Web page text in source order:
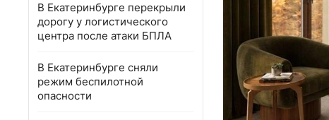
В Екатеринбурге перекрыли
дорогу у логистического
центра после атаки БПЛА
В Екатеринбурге сняли
режим беспилотной
опасности